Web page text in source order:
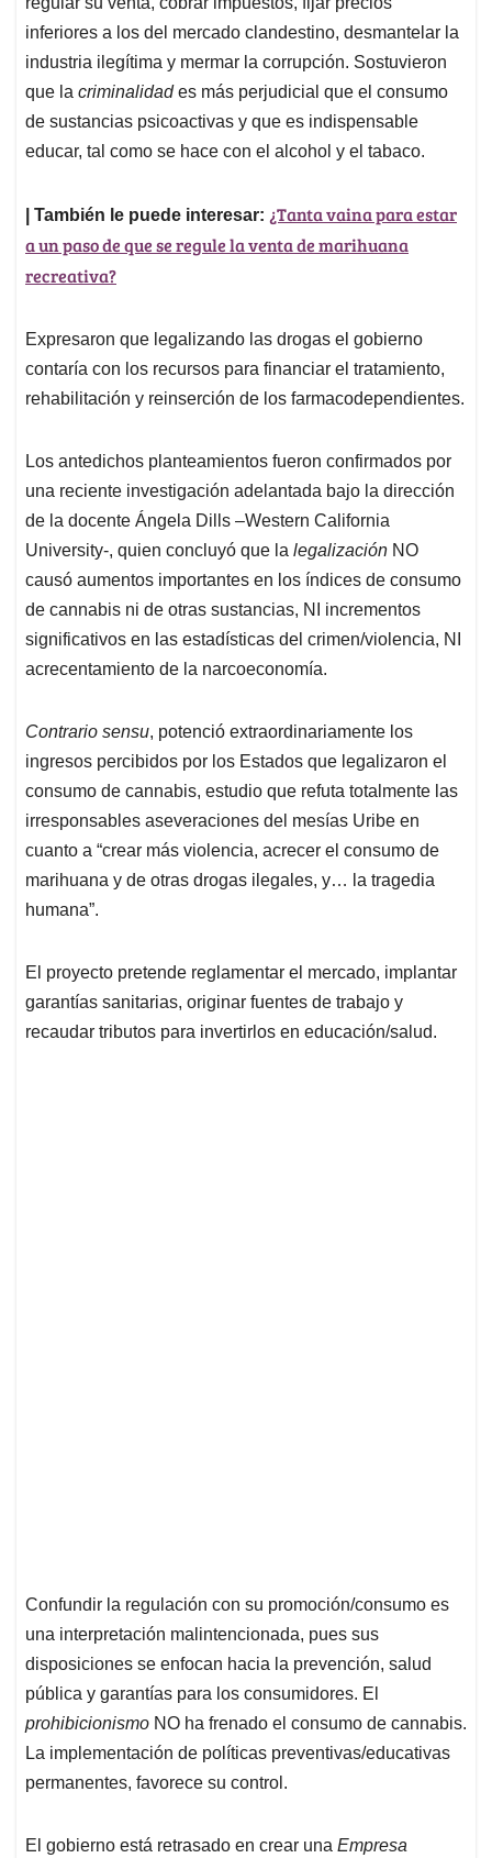
inferiores a los del mercado clandestino, desmantelar la
industria ilegítima y mermar la corrupción. Sostuvieron
que la criminalidades más perjudicial que el consumo
de sustancias psicoactivas y que es indispensable
educar, tal como se hace con el alcohol y el tabaco.
| También le puede interesar: ¿Tanta vaina para estar
a un paso de que se regule la venta de marihuana
recreativa?
Expresaron que legalizando las drogas el gobierno
contaría con los recursos para financiar el tratamiento,
rehabilitación y reinserción de los farmacodependientes.
Los antedichos planteamientos fueron confirmados por
una reciente investigación adelantada bajo la dirección
de la docente Ángela Dills –Western California
University-, quien concluyó que la legalización NO
causó aumentos importantes en los índices de consumo
de cannabis ni de otras sustancias, NI incrementos
significativos en las estadísticas del crimen/violencia, NI
acrecentamiento de la narcoeconomía.
Contrario sensu, potenció extraordinariamente los
ingresos percibidos por los Estados que legalizaron el
consumo de cannabis, estudio que refuta totalmente las
irresponsables aseveraciones del mesías Uribe en
cuanto a “crear más violencia, acrecer el consumo de
marihuana y de otras drogas ilegales, y… la tragedia
humana”.
El proyecto pretende reglamentar el mercado, implantar
garantías sanitarias, originar fuentes de trabajo y
recaudar tributos para invertirlos en educación/salud.
Confundir la regulación con su promoción/consumo es
una interpretación malintencionada, pues sus
disposiciones se enfocan hacia la prevención, salud
pública y garantías para los consumidores. El
prohibicionismo NO ha frenado el consumo de cannabis.
La implementación de políticas preventivas/educativas
permanentes, favorece su control.
El gobierno está retrasado en crear una Empresa